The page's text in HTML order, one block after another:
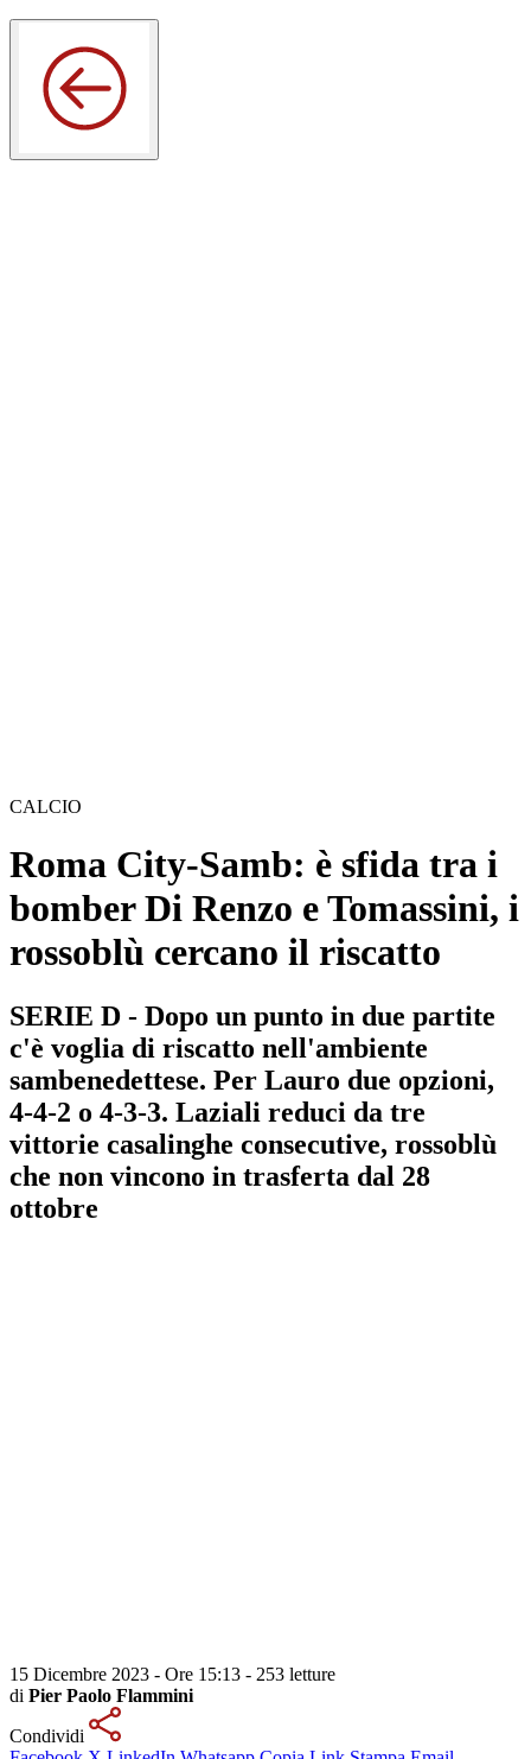
CALCIO
Roma City-Samb: è sfida tra i
bomber Di Renzo e Tomassini, i
rossoblù cercano il riscatto
SERIE D - Dopo un punto in due partite
c'è voglia di riscatto nell'ambiente
sambenedettese. Per Lauro due opzioni,
4-4-2 o 4-3-3. Laziali reduci da tre
vittorie casalinghe consecutive, rossoblù
che non vincono in trasferta dal 28
ottobre
15 Dicembre 2023 - Ore 15:13 - 253 letture
di Pier Paolo Flammini
Condividi